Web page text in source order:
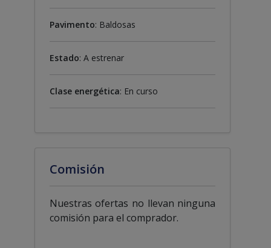
Pavimento: Baldosas
Estado: A estrenar
Clase energética: En curso
Comisión
Nuestras ofertas no llevan ninguna
comisión para el comprador.